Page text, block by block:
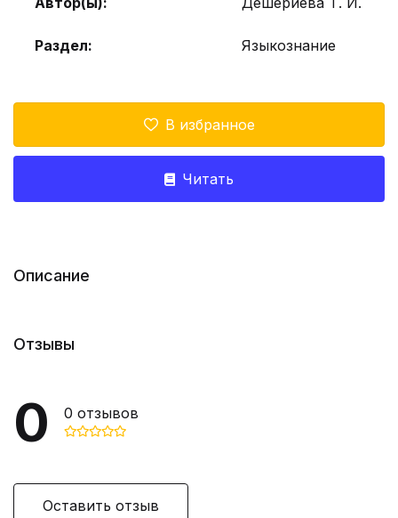
Раздел: Языкознание
В избранное
Читать
Описание
Отзывы
0 0 отзывов
Оставить отзыв